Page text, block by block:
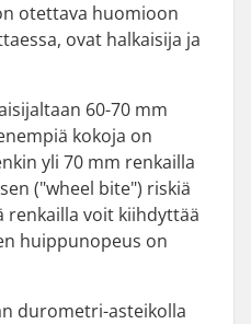
otettava huomioon
ovat halkaisija ja
60-70 mm
kokoja on
yli 70 mm renkailla
("wheel bite") riskiä
renkailla voit kiihdyttää
huippunopeus on
durometri-asteikolla